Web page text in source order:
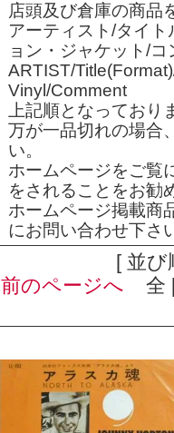
店頭及び倉庫の商品
アーティスト/タイ
ョン・ジャケット/
ARTIST/
Vinyl/Comment
上記順となっており
万が一品切れの場合
い。
ホームページをご覧
をされることをお勧
ホームページ掲載商
にお問い合わせ下さ
[ 並
前のページへ 全